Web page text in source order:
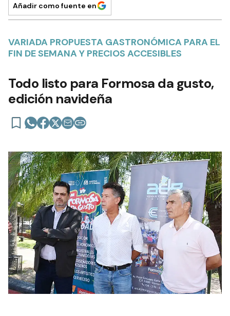
Añadir como fuente en
VARIADA PROPUESTA GASTRONÓMICA PARA EL
FIN DE SEMANA Y PRECIOS ACCESIBLES
Todo listo para Formosa da gusto,
edición navideña